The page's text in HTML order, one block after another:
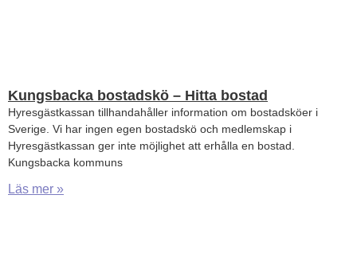
Kungsbacka bostadskö – Hitta bostad
Hyresgästkassan tillhandahåller information om bostadsköer i
Sverige. Vi har ingen egen bostadskö och medlemskap i
Hyresgästkassan ger inte möjlighet att erhålla en bostad.
Kungsbacka kommuns
Läs mer »